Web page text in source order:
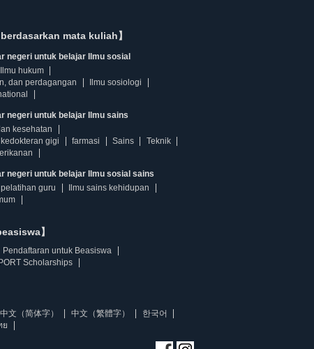
mata kuliah】
negeri untuk belajar Ilmu sosial
Ilmu hukum
dan perdagangan
Ilmu sosiologi
negeri untuk belajar Ilmu sains
kesehatan
gigi
farmasi Sains
Teknik
negeri untuk belajar Ilmu sosial sains
guru
Ilmu sains kehidupan
】
Pendaftaran untuk Beasiswa
Scholarships
中文（简体字） 中文（繁體字）
한국어
ย